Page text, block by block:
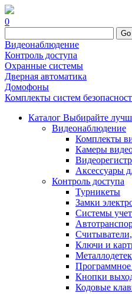
0
Go
Видеонаблюдение
Контроль доступа
Охранные системы
Дверная автоматика
Домофоны
Комплекты систем
Каталог Выбирайте
Видеонаблюдение
Комплекты
Камеры
Аксессуары
Контроль доступа
Турникеты
Замки
Системы
Ключи и
Программное
Кнопки
Кодовые